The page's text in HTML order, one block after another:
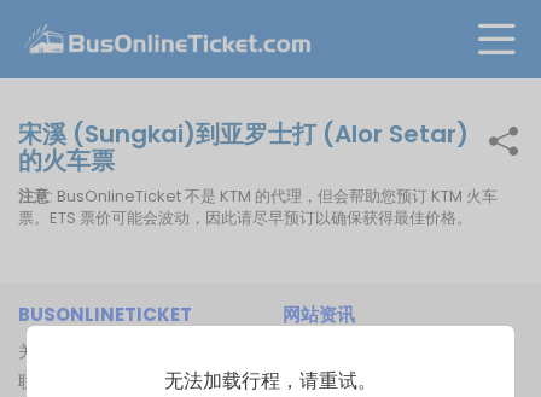
宋溪 (Sungkai)到亚罗士打 (Alor Setar)
的火车票
注意: BusOnlineTicket 不是 KTM 的代理，但会帮助您预订 KTM 火车
票。ETS 票价可能会波动，因此请尽早预订以确保获得最佳价格。
BUSONLINETICKET
关于我们
联络我们
网站资讯
巴士总站
无法加载行程，请重试。